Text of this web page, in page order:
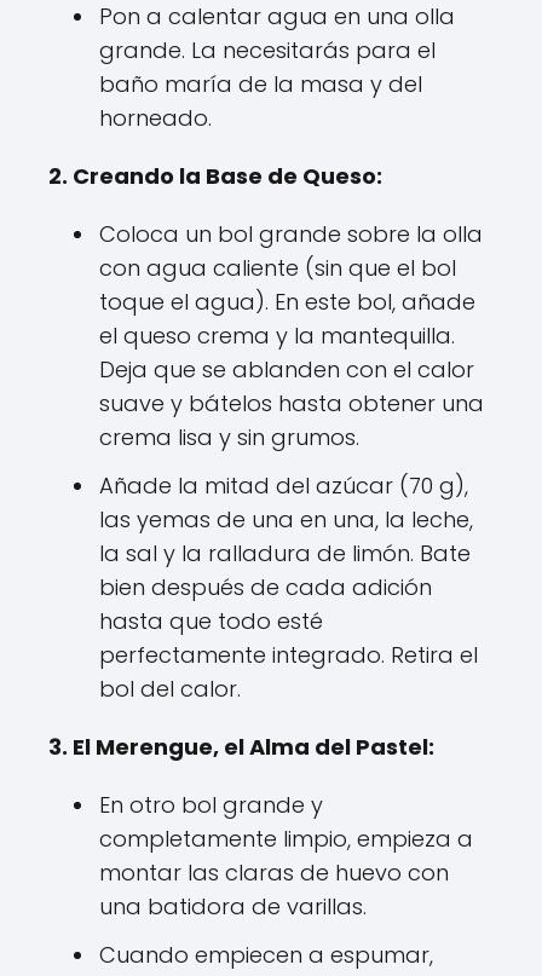
Pon a calentar agua en una olla
grande. La necesitarás para el
baño maría de la masa y del
horneado.
2. Creando la Base de Queso:
Coloca un bol grande sobre la olla
con agua caliente (sin que el bol
toque el agua). En este bol, añade
el queso crema y la mantequilla.
Deja que se ablanden con el calor
suave y bátelos hasta obtener una
crema lisa y sin grumos.
Añade la mitad del azúcar (70 g),
las yemas de una en una, la leche,
la sal y la ralladura de limón. Bate
bien después de cada adición
hasta que todo esté
perfectamente integrado. Retira el
bol del calor.
3. El Merengue, el Alma del Pastel:
En otro bol grande y
completamente limpio, empieza a
montar las claras de huevo con
una batidora de varillas.
Cuando empiecen a espumar,